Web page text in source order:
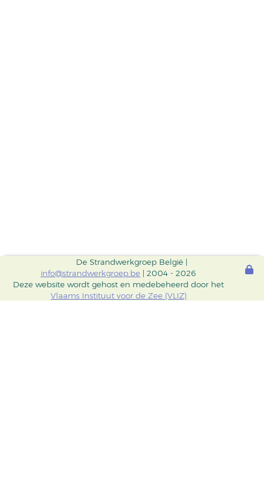
De Strandwerkgroep België |
info@strandwerkgroep.be | 2004 - 2026
Deze website wordt gehost en medebeheerd door het
Vlaams Instituut voor de Zee (VLIZ)